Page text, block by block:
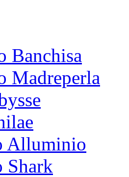
Banchisa
Madreperla
Alluminio
Shark